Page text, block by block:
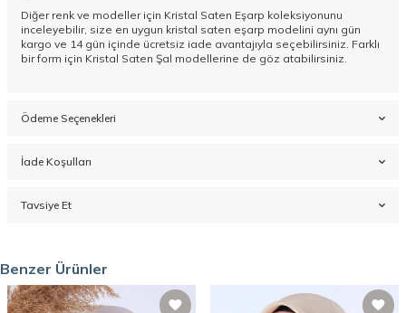
Diğer renk ve modeller için Kristal Saten Eşarp koleksiyonunu
inceleyebilir, size en uygun kristal saten eşarp modelini aynı gün
kargo ve 14 gün içinde ücretsiz iade avantajıyla seçebilirsiniz. Farklı
bir form için Kristal Saten Şal modellerine de göz atabilirsiniz.
Ödeme Seçenekleri
İade Koşulları
Tavsiye Et
Benzer Ürünler